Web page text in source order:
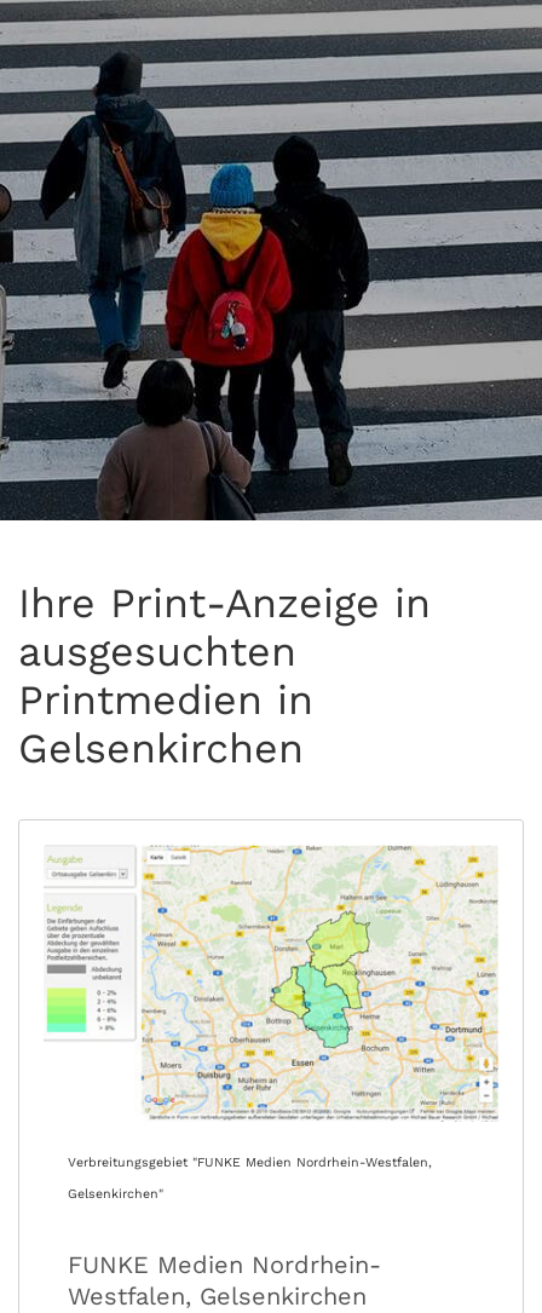
Ihre Print-Anzeige in
ausgesuchten
Printmedien in
Gelsenkirchen
Verbreitungsgebiet "FUNKE Medien Nordrhein-Westfalen,
Gelsenkirchen"
FUNKE Medien Nordrhein-
Westfalen, Gelsenkirchen